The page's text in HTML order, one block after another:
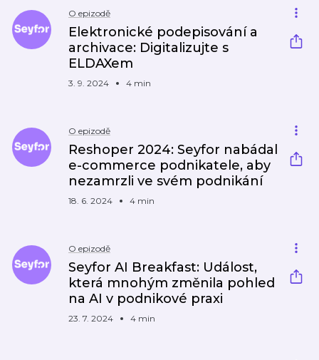
O epizodě
Elektronické podepisování a
archivace: Digitalizujte s
ELDAXem
3. 9. 2024 4 min
O epizodě
Reshoper 2024: Seyfor nabádal
e-commerce podnikatele, aby
nezamrzli ve svém podnikání
18. 6. 2024 4 min
O epizodě
Seyfor AI Breakfast: Událost,
která mnohým změnila pohled
na AI v podnikové praxi
23. 7. 2024 4 min